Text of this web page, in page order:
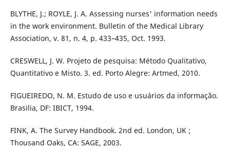
BLYTHE, J.; ROYLE, J. A. Assessing nurses' information needs
in the work environment. Bulletin of the Medical Library
Association, v. 81, n. 4, p. 433–435, Oct. 1993.
CRESWELL, J. W. Projeto de pesquisa: Método Qualitativo,
Quantitativo e Misto. 3. ed. Porto Alegre: Artmed, 2010.
FIGUEIREDO, N. M. Estudo de uso e usuários da informação.
Brasilia, DF: IBICT, 1994.
FINK, A. The Survey Handbook. 2nd ed. London, UK ;
Thousand Oaks, CA: SAGE, 2003.